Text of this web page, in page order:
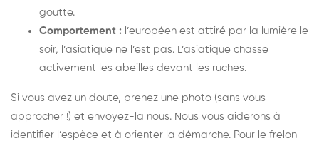
goutte.
Comportement : l’européen est attiré par la lumière le
soir, l’asiatique ne l’est pas. L’asiatique chasse
activement les abeilles devant les ruches.
Si vous avez un doute, prenez une photo (sans vous
approcher !) et envoyez-la nous. Nous vous aiderons à
identifier l’espèce et à orienter la démarche. Pour le frelon